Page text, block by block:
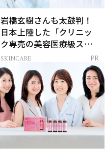
岩橋玄樹さんも太鼓判！
日本上陸した「クリニッ
ク専売の美容医療級スキ
ンケア」
SKINCARE PR